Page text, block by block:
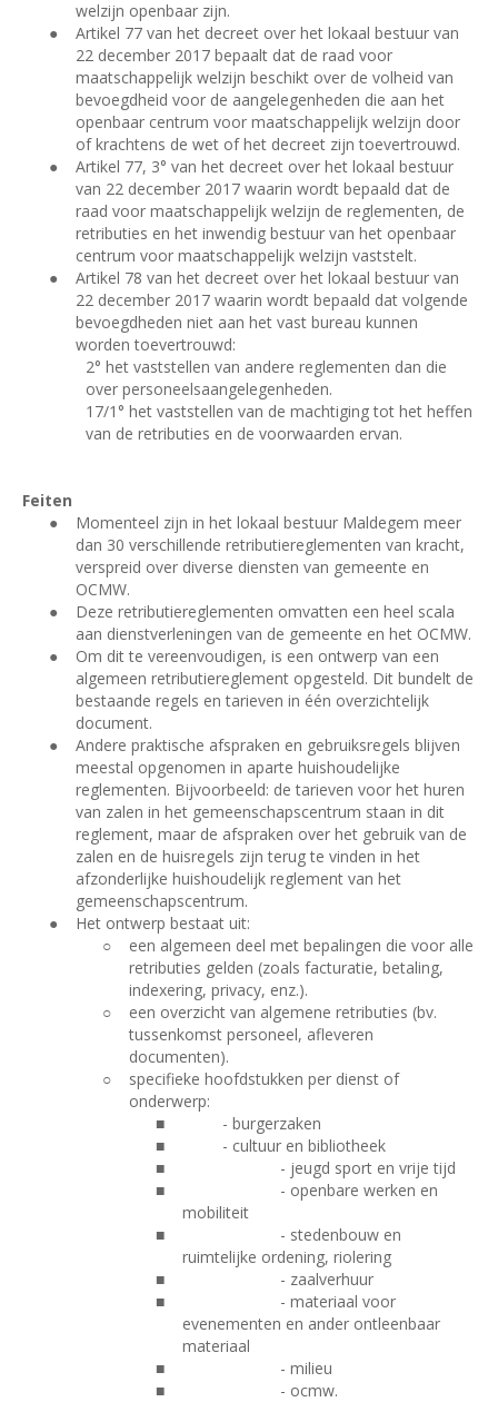
welzijn openbaar zijn.
●
Artikel 77 van het decreet over het lokaal bestuur van
22 december 2017 bepaalt dat de raad voor
maatschappelijk welzijn beschikt over de volheid van
bevoegdheid voor de aangelegenheden die aan het
openbaar centrum voor maatschappelijk welzijn door
of krachtens de wet of het decreet zijn toevertrouwd.
●
Artikel 77, 3° van het decreet over het lokaal bestuur
van 22 december 2017 waarin wordt bepaald dat de
raad voor maatschappelijk welzijn de reglementen, de
retributies en het inwendig bestuur van het openbaar
centrum voor maatschappelijk welzijn vaststelt.
●
Artikel 78 van het decreet over het lokaal bestuur van
22 december 2017 waarin wordt bepaald dat volgende
bevoegdheden niet aan het vast bureau kunnen
worden toevertrouwd:
2° het vaststellen van andere reglementen dan die
over personeelsaangelegenheden.
17/1° het vaststellen van de machtiging tot het heffen
van de retributies en de voorwaarden ervan.
Feiten
●
Momenteel zijn in het lokaal bestuur Maldegem meer
dan 30 verschillende retributiereglementen van kracht,
verspreid over diverse diensten van gemeente en
OCMW.
●
Deze retributiereglementen omvatten een heel scala
aan dienstverleningen van de gemeente en het OCMW.
●
Om dit te vereenvoudigen, is een ontwerp van een
algemeen retributiereglement opgesteld. Dit bundelt de
bestaande regels en tarieven in één overzichtelijk
document.
●
Andere praktische afspraken en gebruiksregels blijven
meestal opgenomen in aparte huishoudelijke
reglementen. Bijvoorbeeld: de tarieven voor het huren
van zalen in het gemeenschapscentrum staan in dit
reglement, maar de afspraken over het gebruik van de
zalen en de huisregels zijn terug te vinden in het
afzonderlijke huishoudelijk reglement van het
gemeenschapscentrum.
●
Het ontwerp bestaat uit:
○
een algemeen deel met bepalingen die voor alle
retributies gelden (zoals facturatie, betaling,
indexering, privacy, enz.).
○
een overzicht van algemene retributies (bv.
tussenkomst personeel, afleveren
documenten).
○
specifieke hoofdstukken per dienst of
onderwerp:
■
- burgerzaken
■
- cultuur en bibliotheek
■
- jeugd sport en vrije tijd
■
- openbare werken en
mobiliteit
■
- stedenbouw en
ruimtelijke ordening, riolering
■
- zaalverhuur
■
- materiaal voor
evenementen en ander ontleenbaar
materiaal
■
- milieu
■
- ocmw.